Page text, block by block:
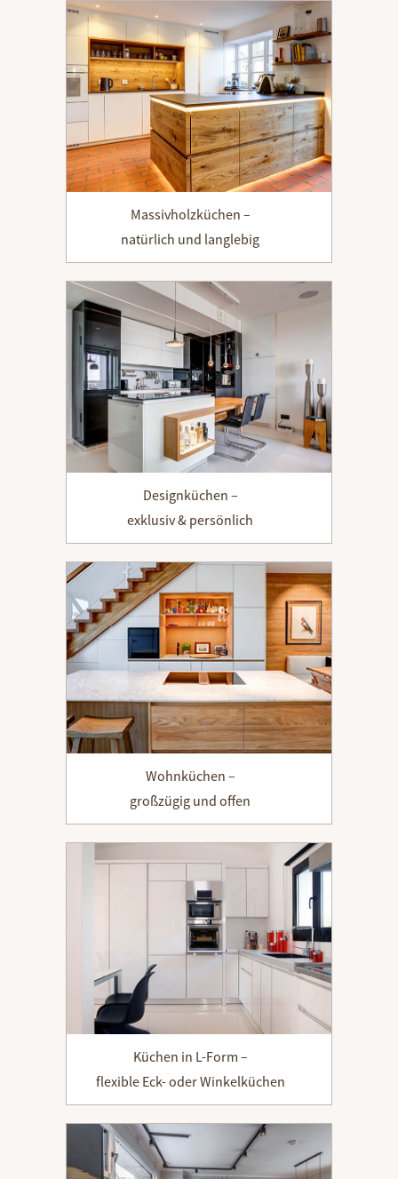
Massivholzküchen –
natürlich und langlebig
Designküchen –
exklusiv & persönlich
Wohnküchen –
großzügig und offen
Küchen in L-Form –
flexible Eck- oder Winkelküchen